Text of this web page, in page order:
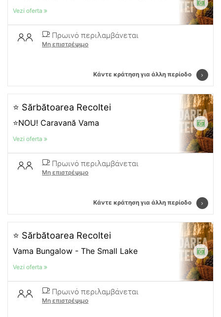
Vezi oferta
Πρωινό περιλαμβάνεται
Μη επιστρέψιμο
Κάντε κράτηση για άλλη περίοδο
⭐ Sărbătoarea Recoltei
⭐NOU! Caravană Vama
Vezi oferta
Πρωινό περιλαμβάνεται
Μη επιστρέψιμο
Κάντε κράτηση για άλλη περίοδο
⭐ Sărbătoarea Recoltei
Vama Bungalow - The Small Lake
Vezi oferta
Πρωινό περιλαμβάνεται
Μη επιστρέψιμο